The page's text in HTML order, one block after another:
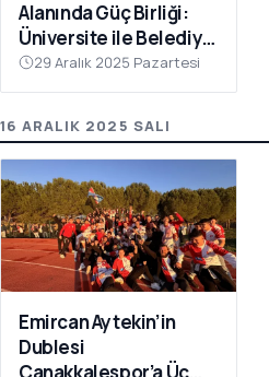
Alanında Güç Birliği:
Üniversite ile Belediye
Kulüpleri İş Birliği Yaptı
29 Aralık 2025 Pazartesi
16 ARALIK 2025 SALI
Emircan Aytekin’in
Dublesi
Çanakkalespor’a Üç